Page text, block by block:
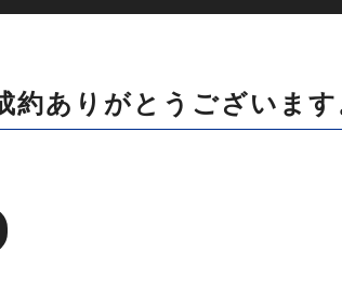
ありがとうございます